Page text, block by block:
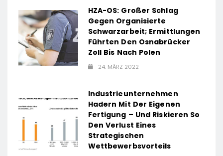
HZA-OS: Großer Schlag
Gegen Organisierte
Schwarzarbeit; Ermittlungen
Führten Den Osnabrücker
Zoll Bis Nach Polen
24. MÄRZ 2022
Industrieunternehmen
Hadern Mit Der Eigenen
Fertigung – Und Riskieren So
Den Verlust Eines
Strategischen
Wettbewerbsvorteils